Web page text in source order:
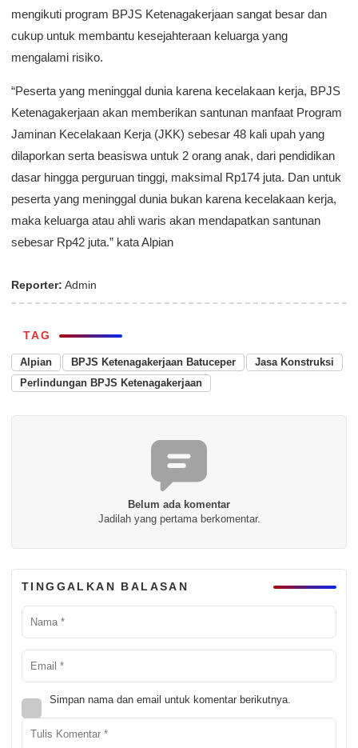
mengikuti program BPJS Ketenagakerjaan sangat besar dan
cukup untuk membantu kesejahteraan keluarga yang
mengalami risiko.
“Peserta yang meninggal dunia karena kecelakaan kerja, BPJS
Ketenagakerjaan akan memberikan santunan manfaat Program
Jaminan Kecelakaan Kerja (JKK) sebesar 48 kali upah yang
dilaporkan serta beasiswa untuk 2 orang anak, dari pendidikan
dasar hingga perguruan tinggi, maksimal Rp174 juta. Dan untuk
peserta yang meninggal dunia bukan karena kecelakaan kerja,
maka keluarga atau ahli waris akan mendapatkan santunan
sebesar Rp42 juta.” kata Alpian
Reporter: Admin
TAG
Alpian BPJS Ketenagakerjaan Batuceper
Jasa Konstruksi
Perlindungan BPJS Ketenagakerjaan
Belum ada komentar
Jadilah yang pertama berkomentar.
TINGGALKAN BALASAN
Simpan nama dan email untuk komentar berikutnya.